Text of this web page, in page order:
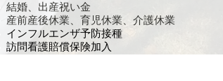
結婚、出産祝い金
産前産後休業、育児休業、介護休業​
インフルエンザ予防接種
訪問看護賠償保険加入